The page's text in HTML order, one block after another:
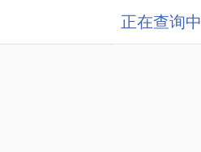
正在查询中